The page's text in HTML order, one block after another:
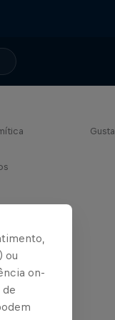
ou
on-
de